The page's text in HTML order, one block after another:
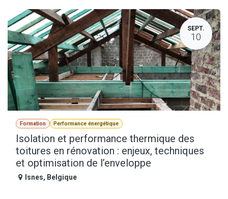
SEPT.
10
Formation Performance énergétique
Isolation et performance thermique des
toitures en rénovation : enjeux, techniques
et optimisation de l’enveloppe
Isnes, Belgique